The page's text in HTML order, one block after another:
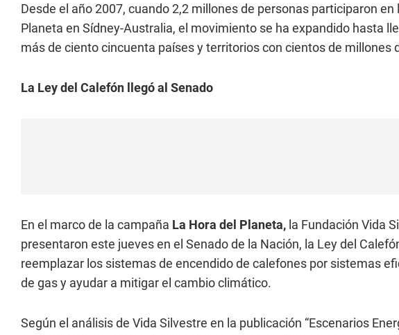
Desde el año 2007, cuando 2,2 millones de personas participaron
Planeta en Sídney-Australia, el movimiento se ha expandido hasta
más de ciento cincuenta países y territorios con cientos de
La Ley del Calefón llegó al Senado
En el marco de la campaña La Hora del Planeta, la Fundación Vida
presentaron este jueves en el Senado de la Nación, la Ley del
reemplazar los sistemas de encendido de calefones por sistemas
de gas y ayudar a mitigar el cambio climático.
Según el análisis de Vida Silvestre en la publicación “Escenarios